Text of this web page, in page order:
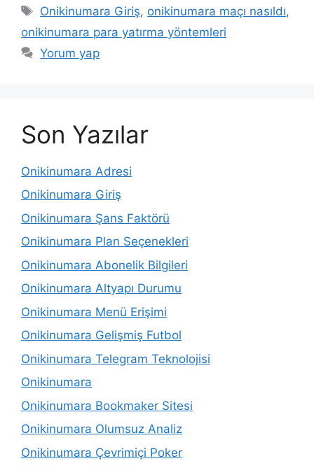
Etiketler
Onikinumara Giriş, onikinumara maçı nasıldı,
onikinumara para yatırma yöntemleri
Yorum yap
Son Yazılar
Onikinumara Adresi
Onikinumara Giriş
Onikinumara Şans Faktörü
Onikinumara Plan Seçenekleri
Onikinumara Abonelik Bilgileri
Onikinumara Altyapı Durumu
Onikinumara Menü Erişimi
Onikinumara Gelişmiş Futbol
Onikinumara Telegram Teknolojisi
Onikinumara
Onikinumara Bookmaker Sitesi
Onikinumara Olumsuz Analiz
Onikinumara Çevrimiçi Poker